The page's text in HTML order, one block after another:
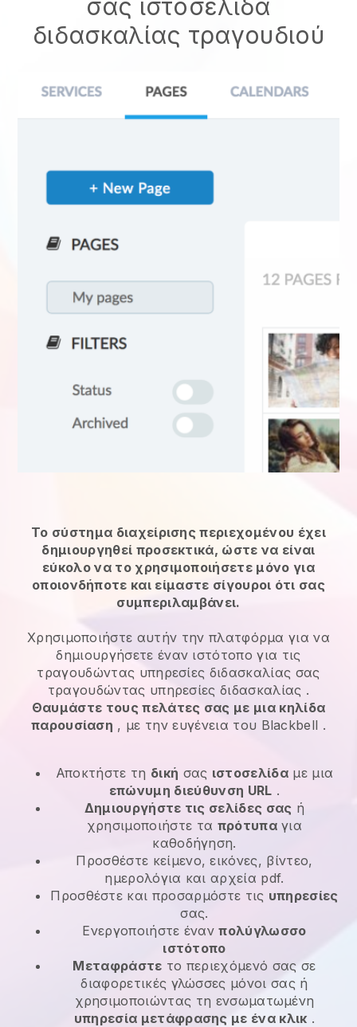
σας ιστοσελίδα
διδασκαλίας τραγουδιού
Το σύστημα διαχείρισης περιεχομένου έχει
δημιουργηθεί προσεκτικά, ώστε να είναι
εύκολο να το χρησιμοποιήσετε μόνο για
οποιονδήποτε και είμαστε σίγουροι ότι σας
συμπεριλαμβάνει.
Χρησιμοποιήστε αυτήν την πλατφόρμα για να
δημιουργήσετε έναν ιστότοπο για τις
τραγουδώντας υπηρεσίες διδασκαλίας σας
τραγουδώντας υπηρεσίες διδασκαλίας .
Θαυμάστε τους πελάτες σας με μια κηλίδα
παρουσίαση , με την ευγένεια του Blackbell .
Αποκτήστε τη δική σας ιστοσελίδα με μια
επώνυμη διεύθυνση URL .
Δημιουργήστε τις σελίδες σας ή
χρησιμοποιήστε τα πρότυπαγια
καθοδήγηση.
Προσθέστε κείμενο, εικόνες, βίντεο,
ημερολόγια και αρχεία pdf.
Προσθέστε και προσαρμόστε τις υπηρεσίες
σας.
Ενεργοποιήστε ένανπολύγλωσσο
ιστότοπο
Μεταφράστε το περιεχόμενό σας σε
διαφορετικές γλώσσες μόνοι σας ή
χρησιμοποιώντας τη ενσωματωμένη
υπηρεσία μετάφρασης με ένα κλικ .